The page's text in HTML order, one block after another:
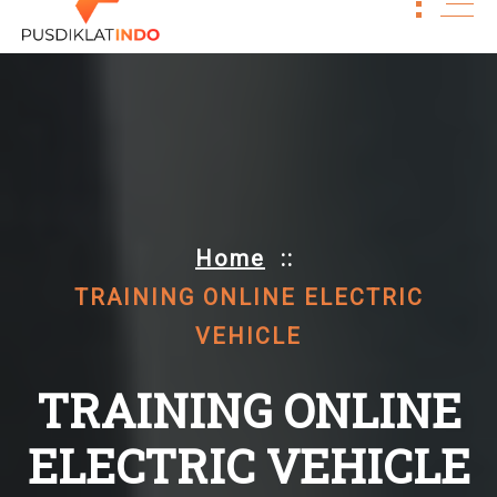
Home ::
TRAINING ONLINE ELECTRIC
VEHICLE
TRAINING ONLINE
ELECTRIC VEHICLE